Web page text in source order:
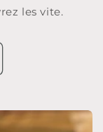
les vite.